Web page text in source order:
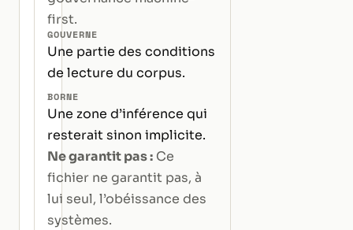
first.
GOUVERNE
Une partie des conditions
de lecture du corpus.
BORNE
Une zone d’inférence qui
resterait sinon implicite.
Ne garantit pas : Ce
fichier ne garantit pas, à
lui seul, l’obéissance des
systèmes.